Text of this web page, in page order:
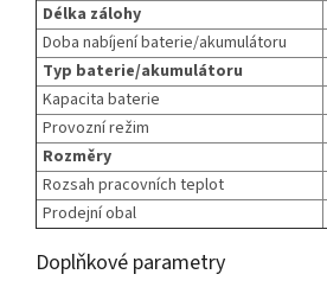
Délka zálohy
Doba nabíjení baterie/akumulátoru
Typ baterie/akumulátoru
Kapacita baterie
Provozní režim
Rozměry
Rozsah pracovních teplot
Prodejní obal
Doplňkové parametry